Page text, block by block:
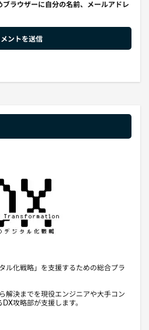
ラウザーに自分の名前、メールアドレ
ル化戦略」を支援するための総合プラ
解決までを現役エンジニアや大手コン
攻略部が支援します。